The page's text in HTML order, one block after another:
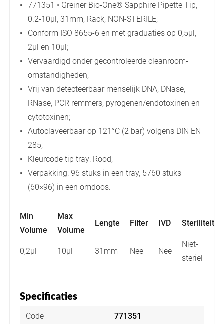
771351 • Greiner Bio-One® Sapphire Pipette Tip,
0.2-10µl, 31mm, Rack, NON-STERILE;
Conform ISO 8655-6 en met graduaties op 0,5µl,
2µl en 10µl;
Vervaardigd onder gecontroleerde cleanroom-
omstandigheden;
Vrij van detecteerbaar menselijk DNA, DNase,
RNase, PCR remmers, pyrogenen/endotoxinen en
cytotoxinen;
Autoclaveerbaar op 121°C (2 bar) volgens DIN EN
285;
Kleurcode tip tray: Rood;
Verpakking: 96 stuks in een tray, 5760 stuks
(60×96) in een omdoos.
Min
Volume
Max
Volume
Lengte Filter IVD Steriliteit
0,2µl 10µl 31mm Nee Nee
Niet-
steriel
Specificaties
Code 771351